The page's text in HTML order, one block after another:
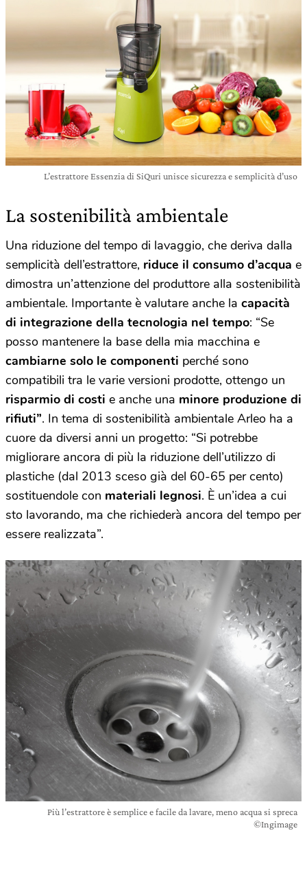
L’estrattore Essenzia di SiQuri unisce sicurezza e semplicità d’uso
La sostenibilità ambientale
Una riduzione del tempo di lavaggio, che deriva dalla
semplicità dell’estrattore, riduce il consumo d’acqua e
dimostra un’attenzione del produttore alla sostenibilità
ambientale. Importante è valutare anche la capacità
di integrazione della tecnologia nel tempo: “Se
posso mantenere la base della mia macchina e
cambiarne solo le componenti perché sono
compatibili tra le varie versioni prodotte, ottengo un
risparmio di costi e anche una minore produzione di
rifiuti”. In tema di sostenibilità ambientale Arleo ha a
cuore da diversi anni un progetto: “Si potrebbe
migliorare ancora di più la riduzione dell’utilizzo di
plastiche (dal 2013 sceso già del 60-65 per cento)
sostituendole con materiali legnosi. È un’idea a cui
sto lavorando, ma che richiederà ancora del tempo per
essere realizzata”.
Più l’estrattore è semplice e facile da lavare, meno acqua si spreca
©Ingimage